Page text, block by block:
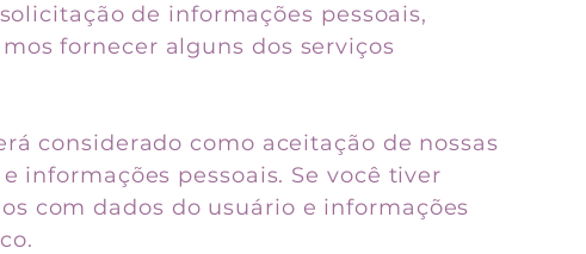
de informações pessoais,
fornecer alguns dos serviços
considerado como aceitação de nossas
informações pessoais. Se você tiver
com dados do usuário e informações